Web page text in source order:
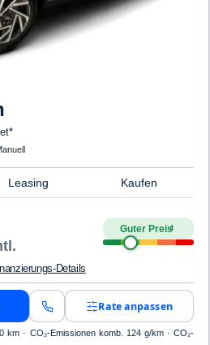
Leasing Kaufen
Guter Preis4
Details
Rate anpassen
km · CO₂-Emissionen komb. 124 g/km · CO₂-